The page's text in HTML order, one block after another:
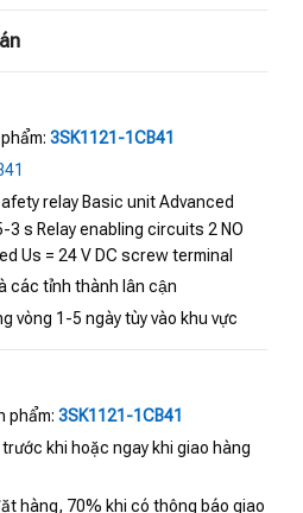
3SK1121-1CB41
relay Basic unit Advanced
s Relay enabling circuits 2 NO
Us = 24 V DC screw terminal
các tỉnh thành lân cận
vòng 1-5 ngày tùy vào khu vực
phẩm: 3SK1121-1CB41
khi hoặc ngay khi giao hàng
hàng, 70% khi có thông báo giao